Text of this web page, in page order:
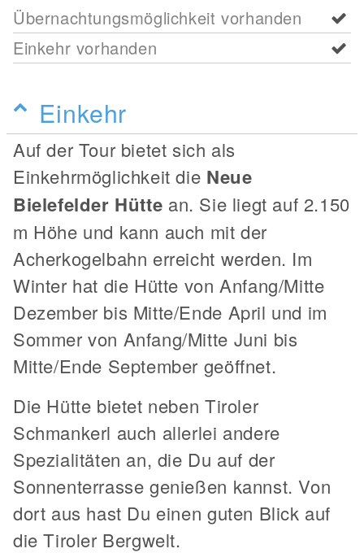
Übernachtungsmöglichkeit vorhanden
Einkehr vorhanden
Einkehr
Auf der Tour bietet sich als
Einkehrmöglichkeit die Neue
Bielefelder Hütte an. Sie liegt auf 2.150
m Höhe und kann auch mit der
Acherkogelbahn erreicht werden. Im
Winter hat die Hütte von Anfang/Mitte
Dezember bis Mitte/Ende April und im
Sommer von Anfang/Mitte Juni bis
Mitte/Ende September geöffnet.
Die Hütte bietet neben Tiroler
Schmankerl auch allerlei andere
Spezialitäten an, die Du auf der
Sonnenterrasse genießen kannst. Von
dort aus hast Du einen guten Blick auf
die Tiroler Bergwelt.